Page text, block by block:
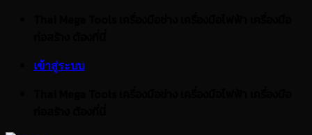
เข้าสู่ระบบ